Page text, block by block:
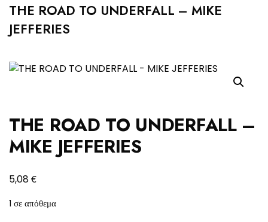
THE ROAD TO UNDERFALL – MIKE
JEFFERIES
THE ROAD TO UNDERFALL –
MIKE JEFFERIES
5,08€
1 σε απόθεμα